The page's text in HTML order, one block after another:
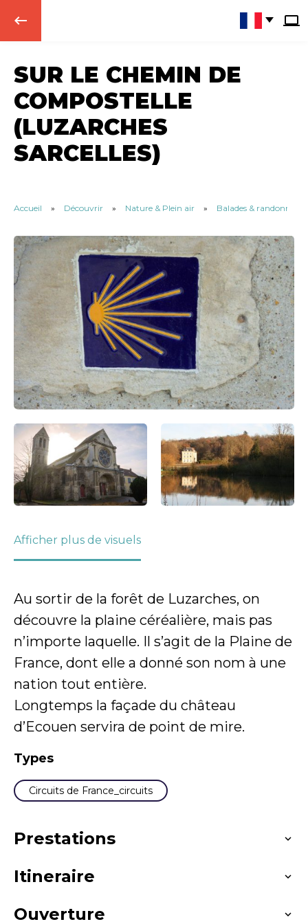
keyboard_backspace
SUR LE CHEMIN DE
COMPOSTELLE
(LUZARCHES
SARCELLES)
Accueil » Découvrir » Nature & Plein air » Balades & randonnées
Afficher plus de visuels
Au sortir de la forêt de Luzarches, on
découvre la plaine céréalière, mais pas
n’importe laquelle. Il s’agit de la Plaine de
France, dont elle a donné son nom à une
nation tout entière.
Longtemps la façade du château
d’Ecouen servira de point de mire.
Types
Circuits de France_circuits
Prestations
Langues parlées
Français
Itineraire
Distance : 26 km
Ouverture